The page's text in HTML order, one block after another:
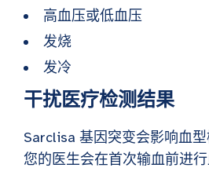
高血压或低血压
发烧
发冷
干扰医疗检测结果
Sarclisa 基因突变会影响血型
您的医生会在首次输血前进